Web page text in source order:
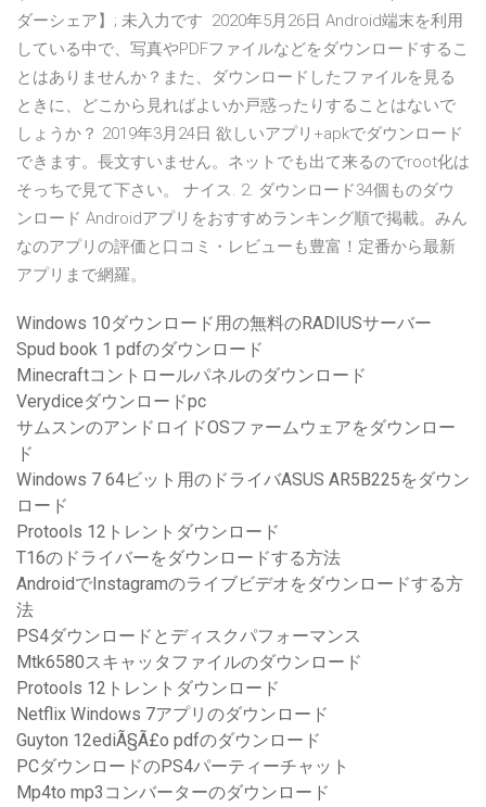
ダーシェア】; 未入力です 2020年5月26日 Android端末を利用
している中で、写真やPDFファイルなどをダウンロードするこ
とはありませんか？また、ダウンロードしたファイルを見る
ときに、どこから見ればよいか戸惑ったりすることはないで
しょうか？ 2019年3月24日 欲しいアプリ+apkでダウンロード
できます。長文すいません。ネットでも出て来るのでroot化は
そっちで見て下さい。 ナイス. 2. ダウンロード34個ものダウ
ンロード Androidアプリをおすすめランキング順で掲載。みん
なのアプリの評価と口コミ・レビューも豊富！定番から最新
アプリまで網羅。
Windows 10ダウンロード用の無料のRADIUSサーバー
Spud book 1 pdfのダウンロード
Minecraftコントロールパネルのダウンロード
Verydiceダウンロードpc
サムスンのアンドロイドOSファームウェアをダウンロー
ド
Windows 7 64ビット用のドライバASUS AR5B225をダウン
ロード
Protools 12トレントダウンロード
T16のドライバーをダウンロードする方法
AndroidでInstagramのライブビデオをダウンロードする方
法
PS4ダウンロードとディスクパフォ​​ーマンス
Mtk6580スキャッタファイルのダウンロード
Protools 12トレントダウンロード
Netflix Windows 7アプリのダウンロード
Guyton 12ediÃ§Ã£o pdfのダウンロード
PCダウンロードのPS4パーティーチャット
Mp4to mp3コンバーターのダウンロード